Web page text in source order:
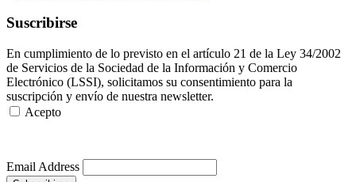
Suscribirse
En cumplimiento de lo previsto en el artículo 21 de la Ley 34/2002
de Servicios de la Sociedad de la Información y Comercio
Electrónico (LSSI), solicitamos su consentimiento para la
suscripción y envío de nuestra newsletter.
Acepto
Email Address